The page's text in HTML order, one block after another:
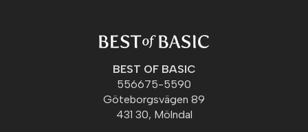
BEST OF BASIC
556675-5590
Göteborgsvägen 89
431 30, Mölndal